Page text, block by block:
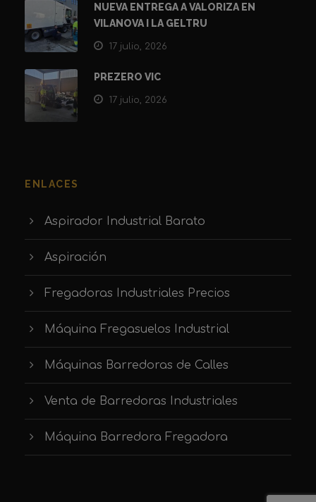
NUEVA ENTREGA A VALORIZA EN
VILANOVA I LA GELTRU
17 julio, 2026
PREZERO VIC
17 julio, 2026
ENLACES
Aspirador Industrial Barato
Aspiración
Fregadoras Industriales Precios
Máquina Fregasuelos Industrial
Máquinas Barredoras de Calles
Venta de Barredoras Industriales
Máquina Barredora Fregadora